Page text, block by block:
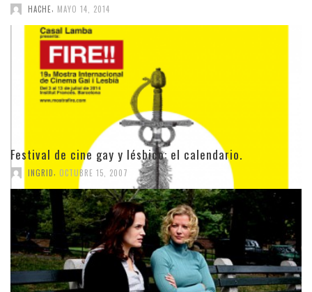
HACHE, MAYO 14, 2014
Festival de cine gay y lésbico: el calendario.
INGRID OCTUBRE 15, 2007